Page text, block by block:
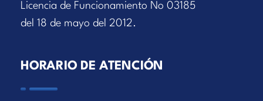
Licencia de Funcionamiento No 03185
del 18 de mayo del 2012.
HORARIO DE ATENCIÓN